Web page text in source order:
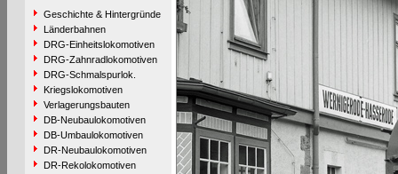
Geschichte & Hintergründe
Länderbahnen
DRG-Einheitslokomotiven
DRG-Zahnradlokomotiven
DRG-Schmalspurlok.
Kriegslokomotiven
Verlagerungsbauten
DB-Neubaulokomotiven
DB-Umbaulokomotiven
DR-Neubaulokomotiven
DR-Rekolokomotiven